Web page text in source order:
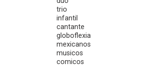
trio
infantil
cantante
globoflexia
mexicanos
musicos
comicos